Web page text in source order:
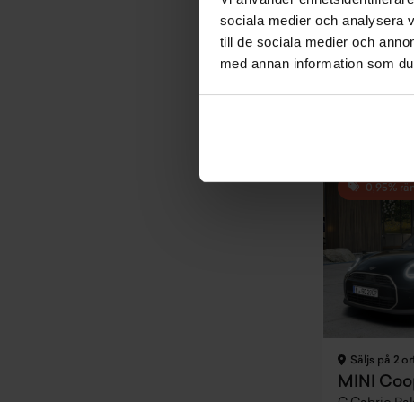
sociala medier och analysera
till de sociala medier och
med annan information som
Pris
Inkl. moms
403 600 kr
Inkl. moms
0,95%
Säljs på 2
MINI